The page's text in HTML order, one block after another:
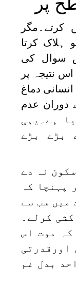
کرتے۔مگر
ہلاک کرتا
سوال کی
نتیجہ پر
دماغ
دوران عدم
ہے۔یہی
بڑے بڑے
نہ دے
پہنچا کہ
میں سب سے
کرلے۔
کہ موت اس
اورقدرتی
بدل غم